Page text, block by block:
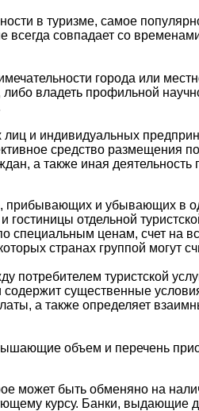
в туризме, самое
всегда совпадает со
города или
владеть профильной
лиц и индивидуальных
средство размещения
а также иная деятельность
прибывающих и убывающих в
гостиницы отдельной
специальным ценам, счет
странах группой могут
туристской
содержит существенные
а также определяет
объем и перечень
может быть обменяно на
курсу. Банки, выдающие